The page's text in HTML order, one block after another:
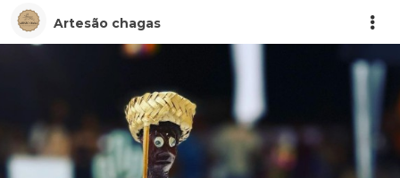
Artesão chagas